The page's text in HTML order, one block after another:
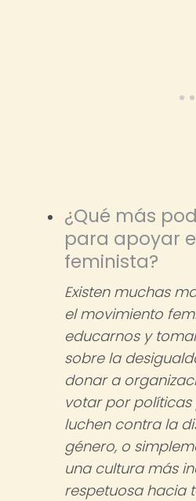
¿Qué más
para apoyar
feminista?
Existen muchas
el movimiento
educarnos y
sobre la
donar a
votar por
luchen contra la
género, o
una cultura más
respetuosa hacia